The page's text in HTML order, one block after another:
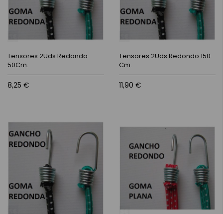
Tensores 2Uds.Redondo
50Cm.
8,25 €
Tensores 2Uds.Redondo 150
Cm.
11,90 €